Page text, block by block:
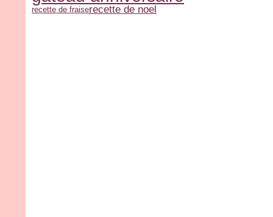
recette de fraiserecette de noel